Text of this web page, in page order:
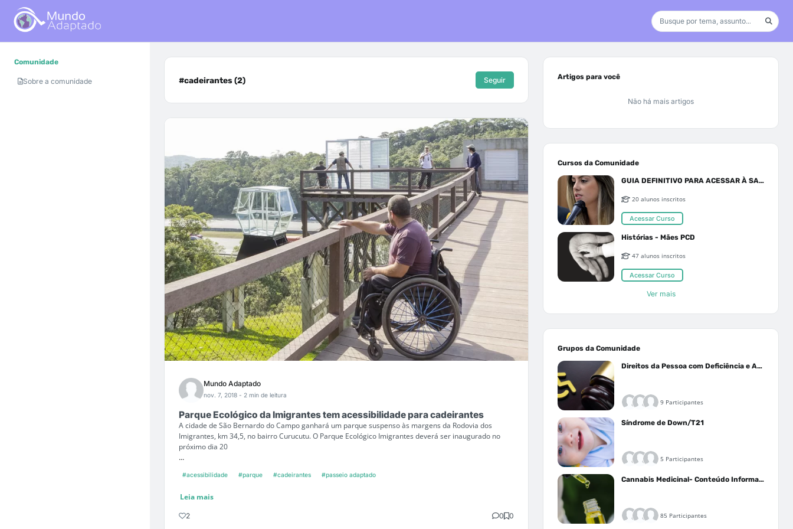
Comunidade
Sobre a comunidade #cadeirantes (2) Seguir
Mundo Adaptado
nov. 7, 2018 - 2 min de leitura
Parque Ecológico da Imigrantes tem acessibilidade para cadeirantes
A cidade de São Bernardo do Campo ganhará um parque suspenso às margens da Rodovia dos
Imigrantes, km 34,5, no bairro Curucutu. O Parque Ecológico Imigrantes deverá ser inaugurado no
próximo dia 20
...
#acessibilidade #parque #cadeirantes #passeio adaptado
Leia mais
2 0 0
Artigos para você
Não há mais artigos
Cursos da Comunidade
GUIA DEFINITIVO PARA ACESSAR À SAÚDE PELO SUS OU PLANO DE SAÚDE
20 alunos inscritos
Acessar Curso
Histórias - Mães PCD
47 alunos inscritos
Acessar Curso
Ver mais
Grupos da Comunidade
Direitos da Pessoa com Deficiência e Autistas
9 Participantes
Síndrome de Down/T21
5 Participantes
Cannabis Medicinal- Conteúdo Informativo
85 Participantes